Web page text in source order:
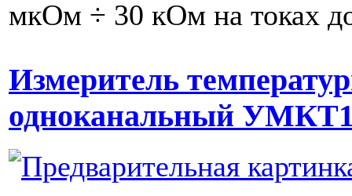
мкОм ÷ 30 кОм на токах
Измеритель
одноканальный